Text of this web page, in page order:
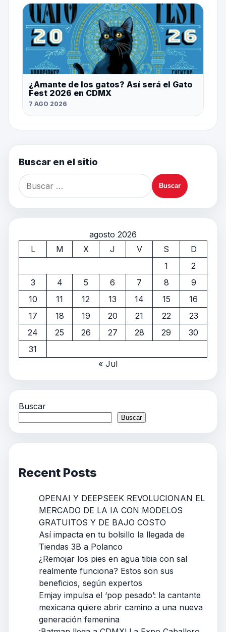
¿Amante de los gatos? Así será el Gato
Fest 2026 en CDMX
7 AGO 2026
Buscar en el sitio
agosto 2026
L
M X J V S
D
1
2
3
4 5 6 7 8
9
10
11 12 13 14 15
16
17
18 19 20 21 22
23
24
25 26 27 28 29
30
31
« Jul
Buscar
Buscar
Recent Posts
OPENAI Y DEEPSEEK REVOLUCIONAN EL
MERCADO DE LA IA CON MODELOS
GRATUITOS Y DE BAJO COSTO
Así impacta en tu bolsillo la llegada de
Tiendas 3B a Polanco
¿Remojar los pies en agua tibia con sal
realmente funciona? Estos son sus
beneficios, según expertos
Emjay impulsa el ‘pop pesado’: la cantante
mexicana quiere abrir camino a una nueva
generación femenina